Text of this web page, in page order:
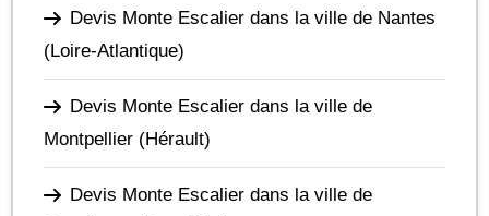
Devis Monte Escalier dans la ville de Nantes
(Loire-Atlantique)
Devis Monte Escalier dans la ville de
Montpellier (Hérault)
Devis Monte Escalier dans la ville de